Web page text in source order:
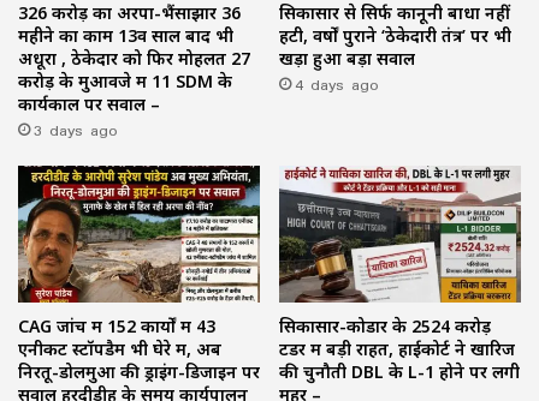
₹326 करोड़ का अरपा-भैंसाझार 36
महीने का काम 13वें साल बाद भी
अधूरा , ठेकेदार को फिर मोहलत ₹27
करोड़ के मुआवजे में 11 SDM के
कार्यकाल पर सवाल –
3 days ago
सिकासार से सिर्फ कानूनी बाधा नहीं
हटी, वर्षों पुराने ‘ठेकेदारी तंत्र’ पर भी
खड़ा हुआ बड़ा सवाल
4 days ago
CAG जांच में 152 कार्यों में 43
एनीकट स्टॉपडैम भी घेरे में, अब
निरतू-डोलमुआ की ड्राइंग-डिजाइन पर
सवाल हरदीडीह के समय कार्यपालन
सिकासार-कोडार के ₹2524 करोड़
टेंडर में बड़ी राहत, हाईकोर्ट ने खारिज
की चुनौती DBL के L-1 होने पर लगी
मुहर –